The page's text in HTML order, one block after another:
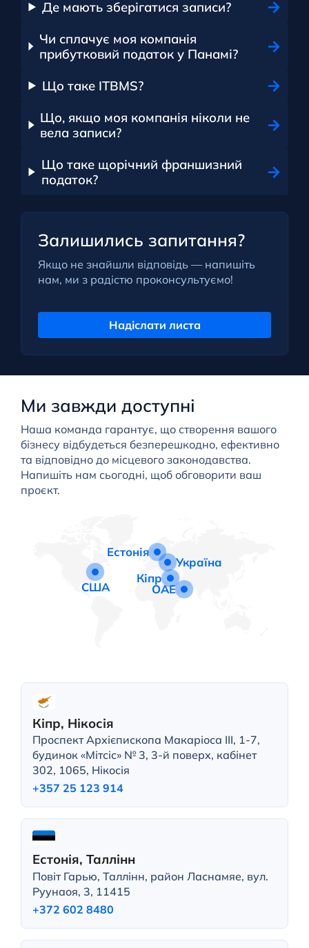
Де мають зберігатися записи?
Чи сплачує моя компанія
прибутковий податок у Панамі?
Що таке ITBMS?
Що, якщо моя компанія ніколи не
вела записи?
Що таке щорічний франшизний
податок?
Залишились запитання?
Якщо не знайшли відповідь — напишіть
нам, ми з радістю проконсультуємо!
Надіслати листа
Ми завжди доступні
Наша команда гарантує, що створення вашого
бізнесу відбудеться безперешкодно, ефективно
та відповідно до місцевого законодавства.
Напишіть нам сьогодні, щоб обговорити ваш
проєкт.
Естонія
Україна
Кіпр
ОАЕ
США
Кіпр, Нікосія
Проспект Архієпископа Макаріоса III, 1-7,
будинок «Мітсіс» № 3, 3-й поверх, кабінет
302, 1065, Нікосія
+357 25 123 914
Естонія, Таллінн
Повіт Гарью, Таллінн, район Ласнамяе, вул.
Руунаоя, 3, 11415
+372 602 8480